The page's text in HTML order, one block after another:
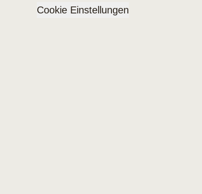
Cookie Einstellungen